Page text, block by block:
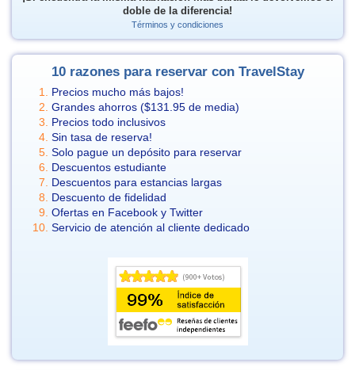
doble de la diferencia!
Términos y condiciones
10 razones para reservar con TravelStay
Precios mucho más bajos!
Grandes ahorros ($131.95 de media)
Precios todo inclusivos
Sin tasa de reserva!
Solo pague un depósito para reservar
Descuentos estudiante
Descuentos para estancias largas
Descuento de fidelidad
Ofertas en Facebook y Twitter
Servicio de atención al cliente dedicado